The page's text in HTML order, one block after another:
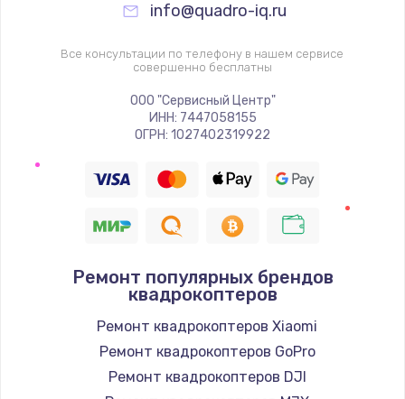
info@quadro-iq.ru
Все консультации по телефону в нашем сервисе
совершенно бесплатны
ООО "Сервисный Центр"
ИНН: 7447058155
ОГРН: 1027402319922
Ремонт популярных брендов
квадрокоптеров
Ремонт квадрокоптеров Xiaomi
Ремонт квадрокоптеров GoPro
Ремонт квадрокоптеров DJI